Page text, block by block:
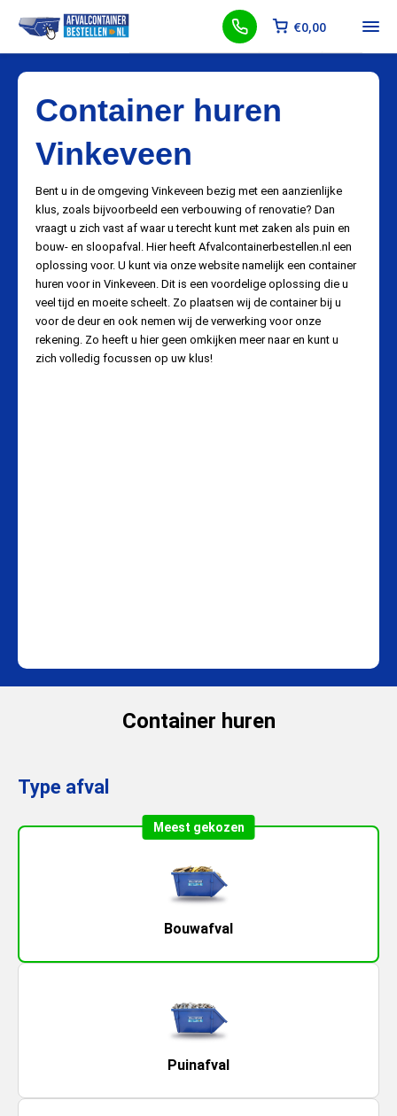
€0,00
Container huren
Vinkeveen
Bent u in de omgeving Vinkeveen bezig met een aanzienlijke
klus, zoals bijvoorbeeld een verbouwing of renovatie? Dan
vraagt u zich vast af waar u terecht kunt met zaken als puin en
bouw- en sloopafval. Hier heeft Afvalcontainerbestellen.nl een
oplossing voor. U kunt via onze website namelijk een container
huren voor in Vinkeveen. Dit is een voordelige oplossing die u
veel tijd en moeite scheelt. Zo plaatsen wij de container bij u
voor de deur en ook nemen wij de verwerking voor onze
rekening. Zo heeft u hier geen omkijken meer naar en kunt u
zich volledig focussen op uw klus!
Container huren
Type afval
Meest gekozen
Bouwafval
Puinafval